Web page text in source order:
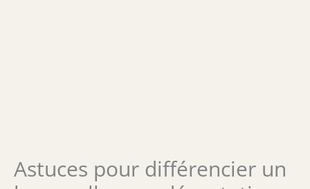
Astuces pour différencier un